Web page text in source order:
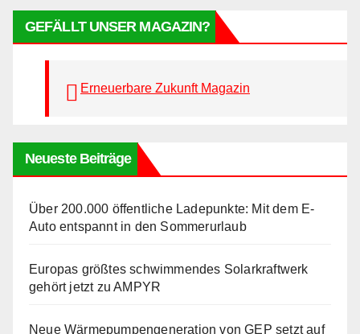
GEFÄLLT UNSER MAGAZIN?
Erneuerbare Zukunft Magazin
Neueste Beiträge
Über 200.000 öffentliche Ladepunkte: Mit dem E-
Auto entspannt in den Sommerurlaub
Europas größtes schwimmendes Solarkraftwerk
gehört jetzt zu AMPYR
Neue Wärmepumpengeneration von GEP setzt auf